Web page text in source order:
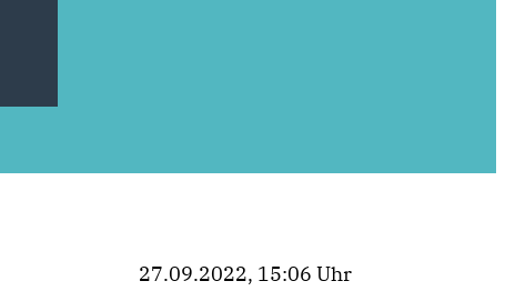
27.09.2022, 15:06 Uhr